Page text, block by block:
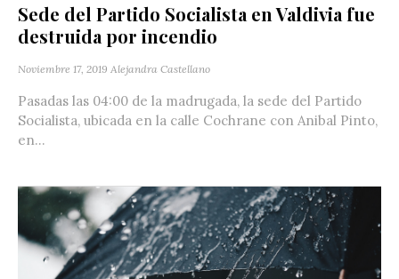
Sede del Partido Socialista en Valdivia fue
destruida por incendio
Noviembre 17, 2019 Alejandra Castellano
Pasadas las 04:00 de la madrugada, la sede del Partido
Socialista, ubicada en la calle Cochrane con Anibal Pinto,
en...